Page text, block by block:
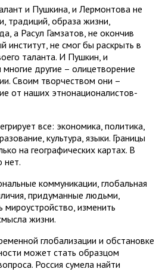
и Пушкина, и Лермонтова не
традиций, образа жизни,
а Расул Гамзатов, не окончив
институт, не смог бы раскрыть в
таланта. И Пушкин, и
другие – олицетворение
Своим творчеством они –
от наших этнонационалистов-
все: экономика, политика,
культура, языки. Границы
на географических картах. В
нет.
коммуникации, глобальная
придуманные людьми,
изменить
жизни.
глобализации и обстановке
может стать образцом
Россия сумела найти